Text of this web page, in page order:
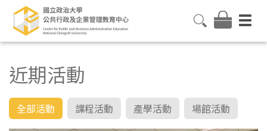
近期活動
全部活動 課程活動 產學活動 場館活動